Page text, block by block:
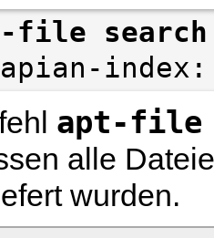
file search
apt-
alle
wurden.